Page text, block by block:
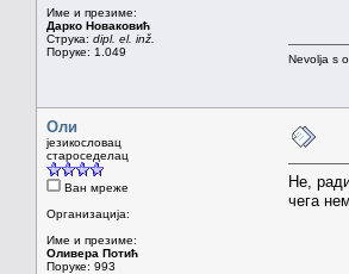
Име и презиме:
Дарко Новаковић
Струка: dipl. el. inž.
Поруке: 1.049
Nevolja s
Оли
језикословац
староседелац
Ван мреже
Организација:
Име и презиме:
Оливера Потић
Поруке: 993
Не,
чега